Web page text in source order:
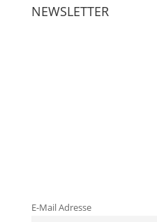
NEWSLETTER
E-Mail Adresse